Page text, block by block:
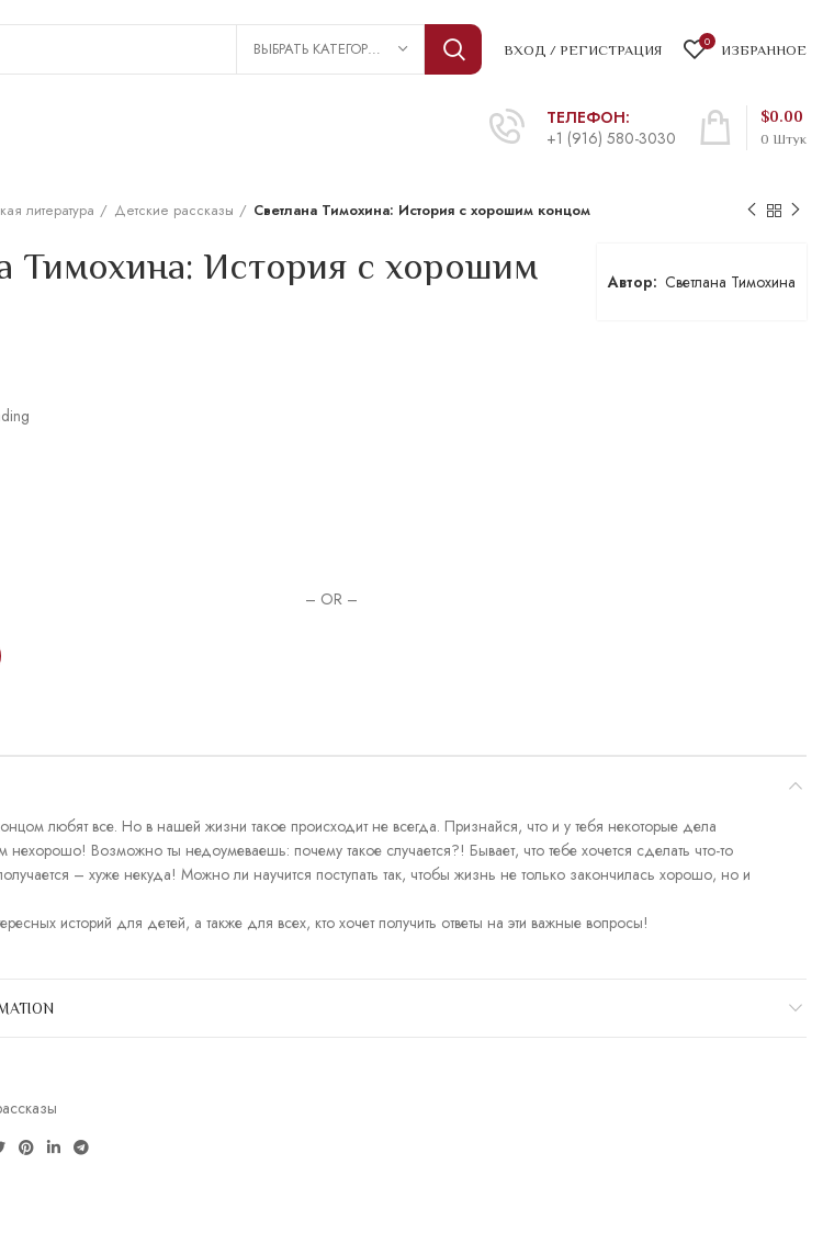
ВЫБРАТЬ КАТЕГОРИЮ ВХОД / РЕГИСТРАЦИЯ 0 ИЗБРАННОЕ
ТЕЛЕФОН:
+1 (916) 580-3030
0 Штук
$0.00
литература Детские рассказы Светлана Тимохина: История с хорошим концом
Светлана Тимохина
Тимохина: История с хорошим
– OR –
любят все. Но в нашей жизни такое происходит не всегда. Признайся, что и у тебя некоторые дела
нехорошо! Возможно ты недоумеваешь: почему такое случается?! Бывает, что тебе хочется сделать что-то
– хуже некуда! Можно ли научится поступать так, чтобы жизнь не только закончилась хорошо, но и
историй для детей, а также для всех, кто хочет получить ответы на эти важные вопросы!